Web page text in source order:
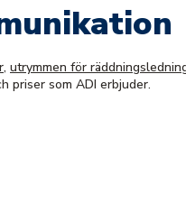
, utrymmen för
priser som ADI erbjuder.